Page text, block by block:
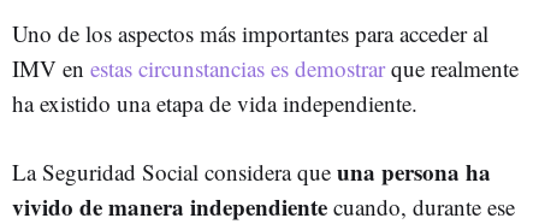
Uno de los aspectos más importantes para acceder al
IMV en estas circunstancias es demostrarque realmente
ha existido una etapa de vida independiente.
La Seguridad Social considera que una persona ha
vivido de manera independiente cuando, durante ese